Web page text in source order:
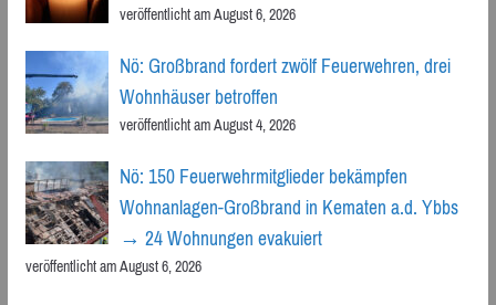
veröffentlicht am August 6, 2026
Nö: Großbrand fordert zwölf Feuerwehren, drei
Wohnhäuser betroffen
veröffentlicht am August 4, 2026
Nö: 150 Feuerwehrmitglieder bekämpfen
Wohnanlagen-Großbrand in Kematen a.d. Ybbs
→ 24 Wohnungen evakuiert
veröffentlicht am August 6, 2026